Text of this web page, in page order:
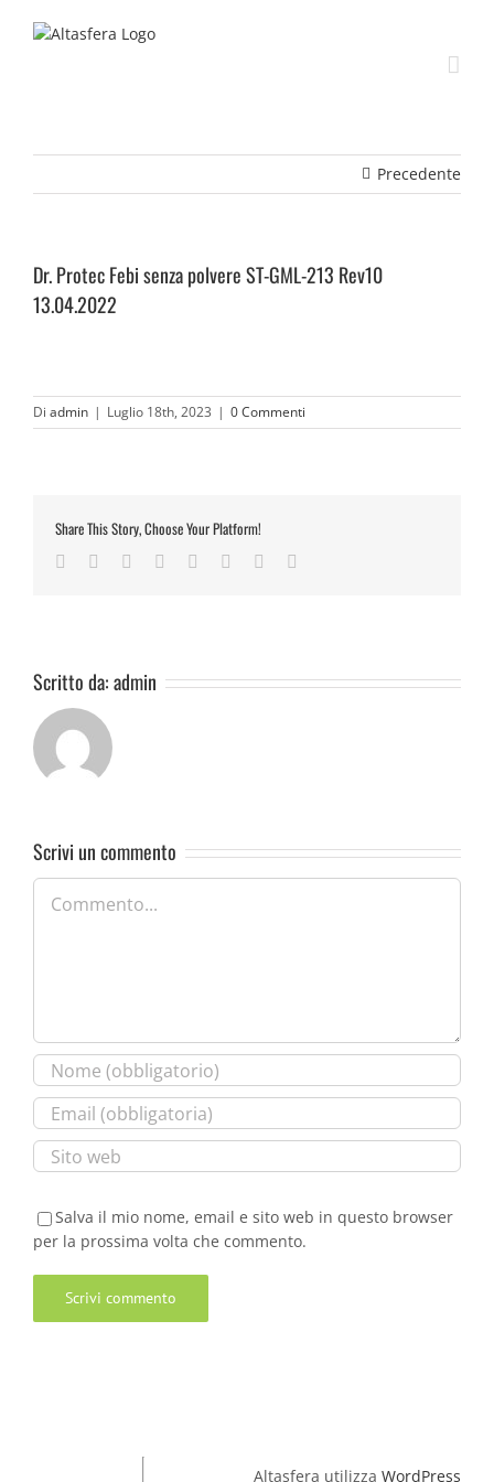
Precedente
Dr. Protec Febi senza polvere ST-GML-213 Rev10
13.04.2022
Di admin | Luglio 18th, 2023 | 0 Commenti
Share This Story, Choose Your Platform!
Facebook
TwitterReddit LinkedIn
TumblrPinterest
Scritto da:admin
Scrivi un commento
Commento
Salva il mio nome, email e sito web in questo browser
per la prossima volta che commento.
Altasfera utilizza WordPress